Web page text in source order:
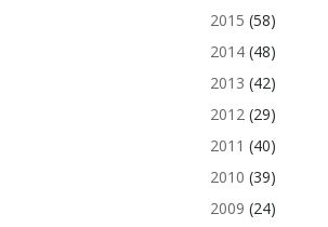
2015 (58)
2014(48)
2013 (42)
2012(29)
2011 (40)
2010 (39)
2009 (24)